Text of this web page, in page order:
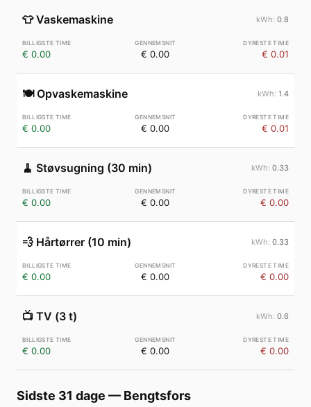
👕 Vaskemaskine 0.8
€ 0.00 € 0.00 € 0.01
🍽️ Opvaskemaskine 1.4
€ 0.00 € 0.00 € 0.01
🧹 Støvsugning (30 min) 0.33
€ 0.00 € 0.00 € 0.00
💨 Hårtørrer (10 min) 0.33
€ 0.00 € 0.00 € 0.00
📺 TV (3 t) 0.6
€ 0.00 € 0.00 € 0.00
Sidste 31 dage — Bengtsfors